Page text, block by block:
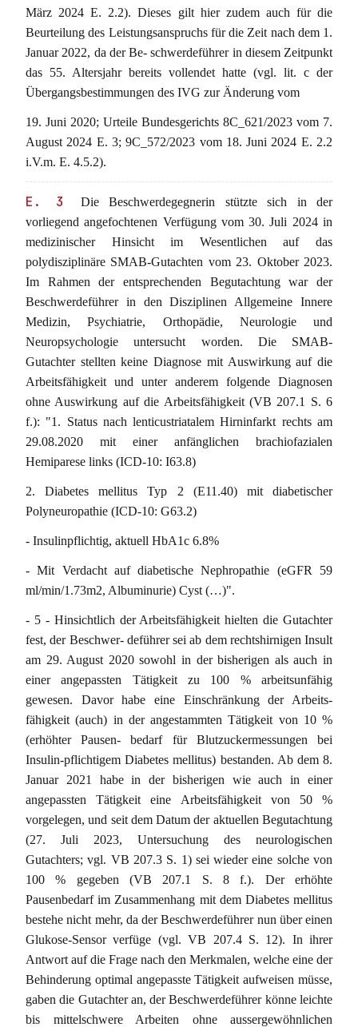
März 2024 E. 2.2). Dieses gilt hier zudem auch für die
Beurteilung des Leistungsanspruchs für die Zeit nach dem 1.
Januar 2022, da der Be- schwerdeführer in diesem Zeitpunkt
das 55. Altersjahr bereits vollendet hatte (vgl. lit. c der
Übergangsbestimmungen des IVG zur Änderung vom
19. Juni 2020; Urteile Bundesgerichts 8C_621/2023 vom 7.
August 2024 E. 3; 9C_572/2023 vom 18. Juni 2024 E. 2.2
i.V.m. E. 4.5.2).
E. 3
Die Beschwerdegegnerin stützte sich in der
vorliegend angefochtenen Verfügung vom 30. Juli 2024 in
medizinischer Hinsicht im Wesentlichen auf das
polydisziplinäre SMAB-Gutachten vom 23. Oktober 2023.
Im Rahmen der entsprechenden Begutachtung war der
Beschwerdeführer in den Disziplinen Allgemeine Innere
Medizin, Psychiatrie, Orthopädie, Neurologie und
Neuropsychologie untersucht worden. Die SMAB-
Gutachter stellten keine Diagnose mit Auswirkung auf die
Arbeitsfähigkeit und unter anderem folgende Diagnosen
ohne Auswirkung auf die Arbeitsfähigkeit (VB 207.1 S. 6
f.): "1. Status nach lenticustriatalem Hirninfarkt rechts am
29.08.2020 mit einer anfänglichen brachiofazialen
Hemiparese links (ICD-10: I63.8)
2. Diabetes mellitus Typ 2 (E11.40) mit diabetischer
Polyneuropathie (ICD-10: G63.2)
- Insulinpflichtig, aktuell HbA1c 6.8%
- Mit Verdacht auf diabetische Nephropathie (eGFR 59
ml/min/1.73m2, Albuminurie) Cyst (…)".
- 5 - Hinsichtlich der Arbeitsfähigkeit hielten die Gutachter
fest, der Beschwer- deführer sei ab dem rechtshirnigen Insult
am 29. August 2020 sowohl in der bisherigen als auch in
einer angepassten Tätigkeit zu 100 % arbeitsunfähig
gewesen. Davor habe eine Einschränkung der Arbeits-
fähigkeit (auch) in der angestammten Tätigkeit von 10 %
(erhöhter Pausen- bedarf für Blutzuckermessungen bei
Insulin-pflichtigem Diabetes mellitus) bestanden. Ab dem 8.
Januar 2021 habe in der bisherigen wie auch in einer
angepassten Tätigkeit eine Arbeitsfähigkeit von 50 %
vorgelegen, und seit dem Datum der aktuellen Begutachtung
(27. Juli 2023, Untersuchung des neurologischen
Gutachters; vgl. VB 207.3 S. 1) sei wieder eine solche von
100 % gegeben (VB 207.1 S. 8 f.). Der erhöhte
Pausenbedarf im Zusammenhang mit dem Diabetes mellitus
bestehe nicht mehr, da der Beschwerdeführer nun über einen
Glukose-Sensor verfüge (vgl. VB 207.4 S. 12). In ihrer
Antwort auf die Frage nach den Merkmalen, welche eine der
Behinderung optimal angepasste Tätigkeit aufweisen müsse,
gaben die Gutachter an, der Beschwerdeführer könne leichte
bis mittelschwere Arbeiten ohne aussergewöhnlichen